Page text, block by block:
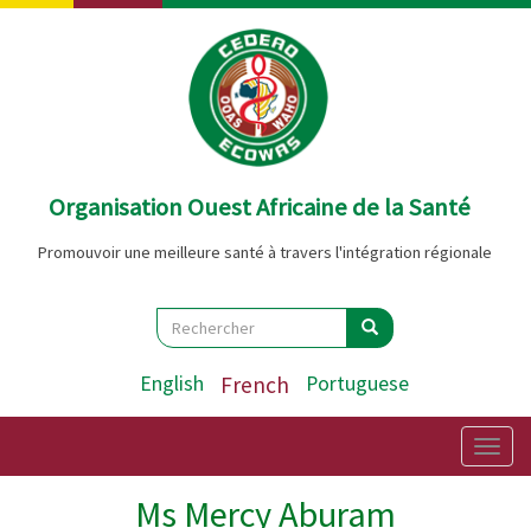
Aller
Organisation Ouest Africaine de la Santé
Promouvoir une meilleure santé à travers l'intégration régionale
Search
Rechercher Rechercher
English French Portuguese
Ms Mercy Aburam